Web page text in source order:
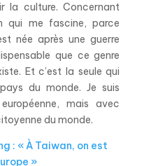
la culture.Concernant
qui me fascine, parce
née après une guerre
que ce genre
Et c’est la seule qui
du monde. Je suis
mais avec
du monde.
: « À Taiwan, on est
»